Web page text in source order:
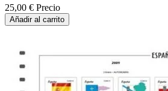
25,00 € Precio
Añadir al carrito